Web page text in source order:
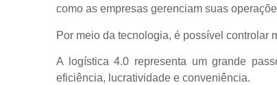
como as empresas gerenciam suas
Por meio da tecnologia, é possível controlar
A logística 4.0 representa um grande
eficiência, lucratividade e conveniência.